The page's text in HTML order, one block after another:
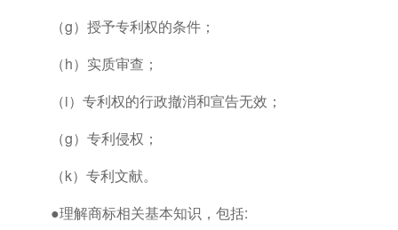
（g）授予专利权的条件；
（h）实质审查；
（i）专利权的行政撤消和宣告无效；
（g）专利侵权；
（k）专利文献。
●理解商标相关基本知识，包括: